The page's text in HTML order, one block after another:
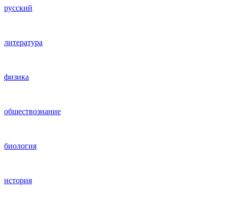
русский
литература
физика
обществознание
биология
история